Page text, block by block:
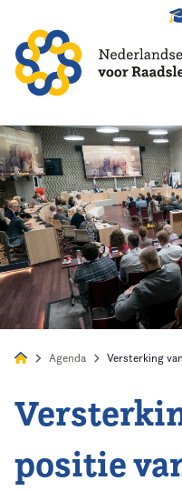
Alles Nieuws
Home
Agenda
Agenda Versterking
positie